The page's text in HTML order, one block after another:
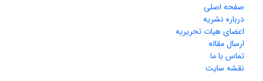
صفحه اصلی
درباره نشریه
اعضای هیات تحریریه
ارسال مقاله
تماس با ما
نقشه سایت